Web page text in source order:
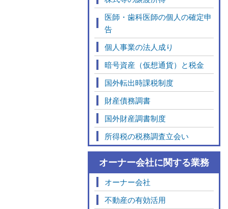
医師・歯科医師の個人の確定申
告
個人事業の法人成り
暗号資産（仮想通貨）と税金
国外転出時課税制度
財産債務調書
国外財産調書制度
所得税の税務調査立会い
オーナー会社に関する業務
オーナー会社
不動産の有効活用